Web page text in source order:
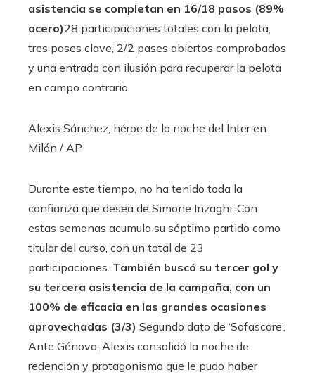
asistencia se completan en 16/18 pasos (89%
acero)28 participaciones totales con la pelota,
tres pases clave, 2/2 pases abiertos comprobados
y una entrada con ilusión para recuperar la pelota
en campo contrario.
Alexis Sánchez, héroe de la noche del Inter en
Milán / AP
Durante este tiempo, no ha tenido toda la
confianza que desea de Simone Inzaghi. Con
estas semanas acumula su séptimo partido como
titular del curso, con un total de 23
participaciones. También buscó su tercer gol y
su tercera asistencia de la campaña, con un
100% de eficacia en las grandes ocasiones
aprovechadas (3/3) Segundo dato de ‘Sofascore’.
Ante Génova, Alexis consolidó la noche de
redención y protagonismo que le pudo haber